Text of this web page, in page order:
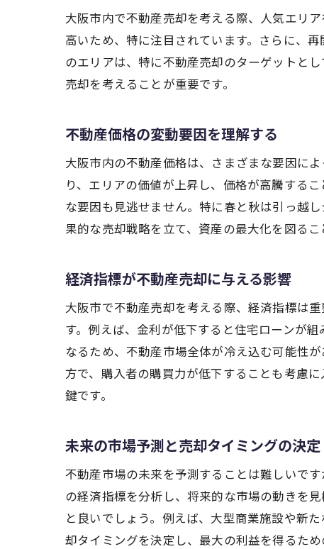
大阪
大阪市内で不動産売却を考える際、人気エリ
高いため、特に注目されています。さらに、
のエリアは、特に不動産売却のターゲットと
売却を考えることが重要です。
不動産価格の変動要因を理解する
大阪市内の不動産価格は、さまざまな要因に
り、エリアの価値が上昇し、価格が高騰する
な要因も見逃せません。特に春と秋は引っ越
果的な売却戦略を立て、資産の最大化を図るこ
経済指標が不動産売却に与える影響
大阪市で不動産売却を考える際、経済指標は
す。例えば、金利が低下すると住宅ローンが
なるため、不動産市場全体が冷え込む可能性
方で、購入者の購買力が低下することも考慮
鍵です。
未来の市場予測と売却タイミングの決定
不動産市場の未来を予測することは難しいで
の経済指標を分析し、将来的な市場の動きを
と良いでしょう。例えば、大型商業施設や新
却タイミングを決定し、最大の利益を得るた